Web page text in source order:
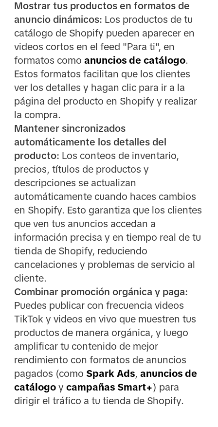
Mostrar tus productos en formatos de
anuncio dinámicos: Los productos de tu
catálogo de Shopify pueden aparecer en
videos cortos en el feed "Para ti", en
formatos como anuncios de catálogo.
Estos formatos facilitan que los clientes
ver los detalles y hagan clic para ir a la
página del producto en Shopify y realizar
la compra.
Mantener sincronizados
automáticamente los detalles del
producto: Los conteos de inventario,
precios, títulos de productos y
descripciones se actualizan
automáticamente cuando haces cambios
en Shopify. Esto garantiza que los clientes
que ven tus anuncios accedan a
información precisa y en tiempo real de tu
tienda de Shopify, reduciendo
cancelaciones y problemas de servicio al
cliente.
Combinar promoción orgánica y paga:
Puedes publicar con frecuencia videos
TikTok y videos en vivo que muestren tus
productos de manera orgánica, y luego
amplificar tu contenido de mejor
rendimiento con formatos de anuncios
pagados (como Spark Ads, anuncios de
catálogoy campañas Smart+) para
dirigir el tráfico a tu tienda de Shopify.